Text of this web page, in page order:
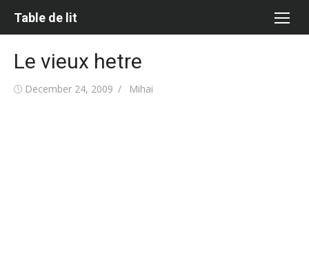
Table de lit
Le vieux hetre
Posted
December 24, 2009 Author
Mihai